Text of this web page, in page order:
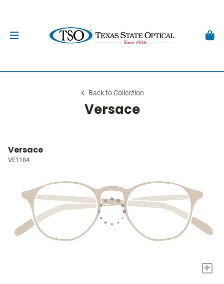
Back to Collection
Versace
Versace
VE1184
+